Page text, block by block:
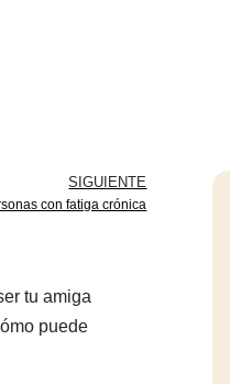
SIGUIENTE
con fatiga crónica
tu amiga
puede